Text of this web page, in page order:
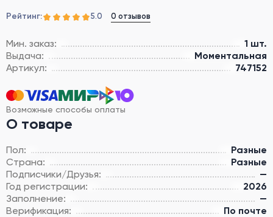
Рейтинг: 5.0 0 отзывов
Мин. заказ:
1 шт.
Выдача:
Моментальная
Артикул:
747152
Возможные способы оплаты
О товаре
Пол:
Разные
Страна:
Разные
Подписчики/Друзья:
—
Год регистрации:
2026
Заполнение:
—
Верификация:
По почте